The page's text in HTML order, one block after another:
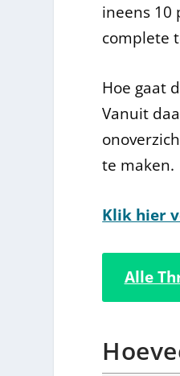
ineens 10
complete
Hoe gaat
Vanuit
te maken.
Klik hier
Alle